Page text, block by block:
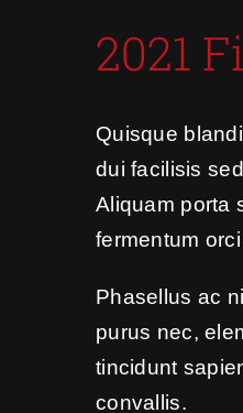
2021
Quisque
dui facilisis
Aliquam porta
fermentum
Phasellus ac
purus nec,
tincidunt
convallis.